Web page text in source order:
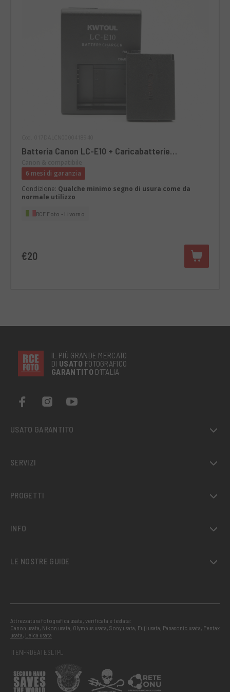
Batteria Canon LC-E10 + Caricabatterie
1300D 1500D 2000D 3000D 4000D
6 mesi di garanzia
Condizione: Qualche minimo segno di usura come da
normale utilizzo
RCE Foto - Livorno
€20
IL PIÙ GRANDE MERCATO
DI USATO FOTOGRAFICO
GARANTITO D’ITALIA
USATO GARANTITO
SERVIZI
PROGETTI
INFO
LE NOSTRE GUIDE
Attrezzatura fotografica usata, verificata e testata:
Canon usata, Nikon usata, Olympus usata, Sony usata, Fuji usata, Panasonic usata, Pentax
usata, Leica usata
ITENFRDEATESLTPL